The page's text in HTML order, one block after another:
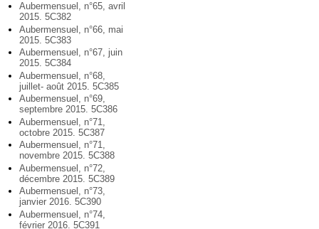
Aubermensuel, n°65, avril
2015. 5C382
Aubermensuel, n°66, mai
2015. 5C383
Aubermensuel, n°67, juin
2015. 5C384
Aubermensuel, n°68,
juillet- août 2015. 5C385
Aubermensuel, n°69,
septembre 2015. 5C386
Aubermensuel, n°71,
octobre 2015. 5C387
Aubermensuel, n°71,
novembre 2015. 5C388
Aubermensuel, n°72,
décembre 2015. 5C389
Aubermensuel, n°73,
janvier 2016. 5C390
Aubermensuel, n°74,
février 2016. 5C391